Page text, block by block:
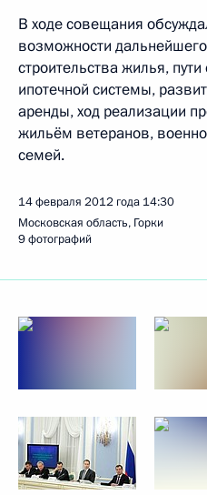
В ходе совещания
возможности
строительства жилья,
ипотечной системы,
аренды, ход реализации
жильём ветеранов,
семей.
14 февраля 2012 года 14:30
Московская область, Горки
9 фотографий